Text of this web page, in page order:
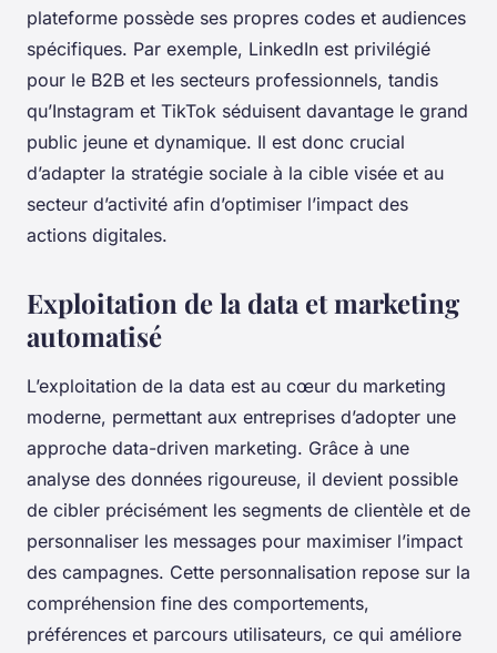
plateforme possède ses propres codes et audiences
spécifiques. Par exemple, LinkedIn est privilégié
pour le B2B et les secteurs professionnels, tandis
qu’Instagram et TikTok séduisent davantage le grand
public jeune et dynamique. Il est donc crucial
d’adapter la stratégie sociale à la cible visée et au
secteur d’activité afin d’optimiser l’impact des
actions digitales.
Exploitation de la data et marketing
automatisé
L’exploitation de la data est au cœur du marketing
moderne, permettant aux entreprises d’adopter une
approche data-driven marketing. Grâce à une
analyse des données rigoureuse, il devient possible
de cibler précisément les segments de clientèle et de
personnaliser les messages pour maximiser l’impact
des campagnes. Cette personnalisation repose sur la
compréhension fine des comportements,
préférences et parcours utilisateurs, ce qui améliore